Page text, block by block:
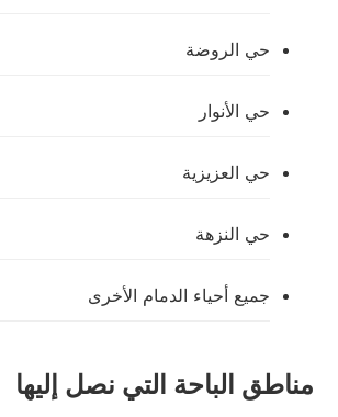
حي الروضة
حي الأنوار
حي العزيزية
حي النزهة
جميع أحياء الدمام الأخرى
مناطق الباحة التي نصل إليها